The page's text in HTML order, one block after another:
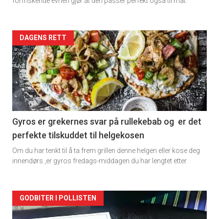
Forsiden
akkurat
nå
-
2
DAGENS RETT
Gyros er grekernes svar på rullekebab og er det
perfekte tilskuddet til helgekosen
Om du har tenkt til å ta frem grillen denne helgen eller kose deg
innendørs ,er gyros fredags-middagen du har lengtet etter.
Forsiden
GODBITER I POLLISTEN